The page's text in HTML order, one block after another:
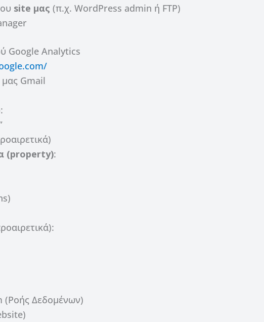
site μας (π.χ. WordPress admin ή FTP)
Google Analytics
Gmail
:
(property):
(Ροής Δεδομένων)